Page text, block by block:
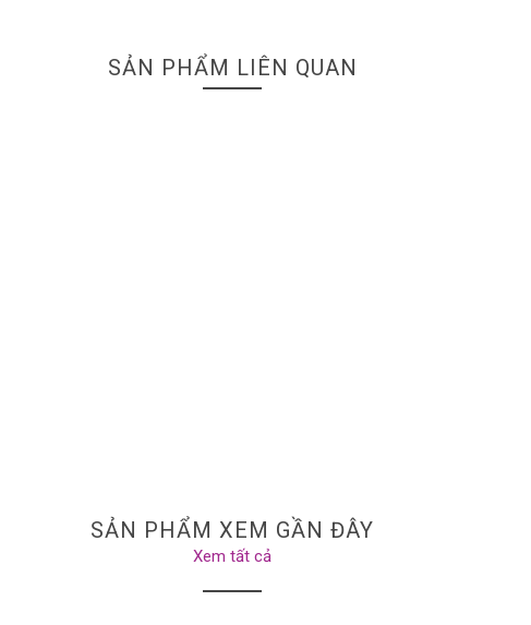
SẢN PHẨM LIÊN QUAN
SẢN PHẨM XEM GẦN ĐÂY
Xem tất cả